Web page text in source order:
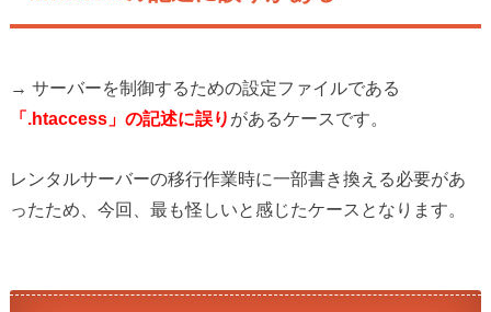
→ サーバーを制御するための設定ファイルである
「.htaccess」の記述に誤り があるケースです。
レンタルサーバーの移行作業時に一部書き換える必要があ
ったため、今回、最も怪しいと感じたケースとなります。